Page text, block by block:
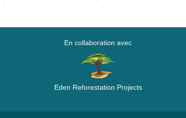
En collaboration avec
Eden Reforestation Projects